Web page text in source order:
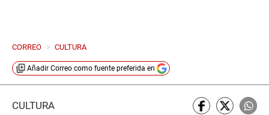
CORREO > CULTURA
Añadir Correo como fuente preferida en
CULTURA